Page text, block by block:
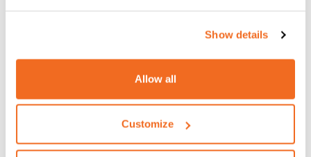
Show details
Allow all
Customize
11,1 V 8,0 Ka
ATTO 200 200 KVa 10,5 V 13,5 Ka